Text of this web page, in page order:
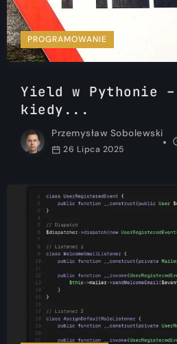
PROGRAMOWANIE
Yield w Pythonie
kiedy...
Przemysław Sobolewski
26 Lipca 2025